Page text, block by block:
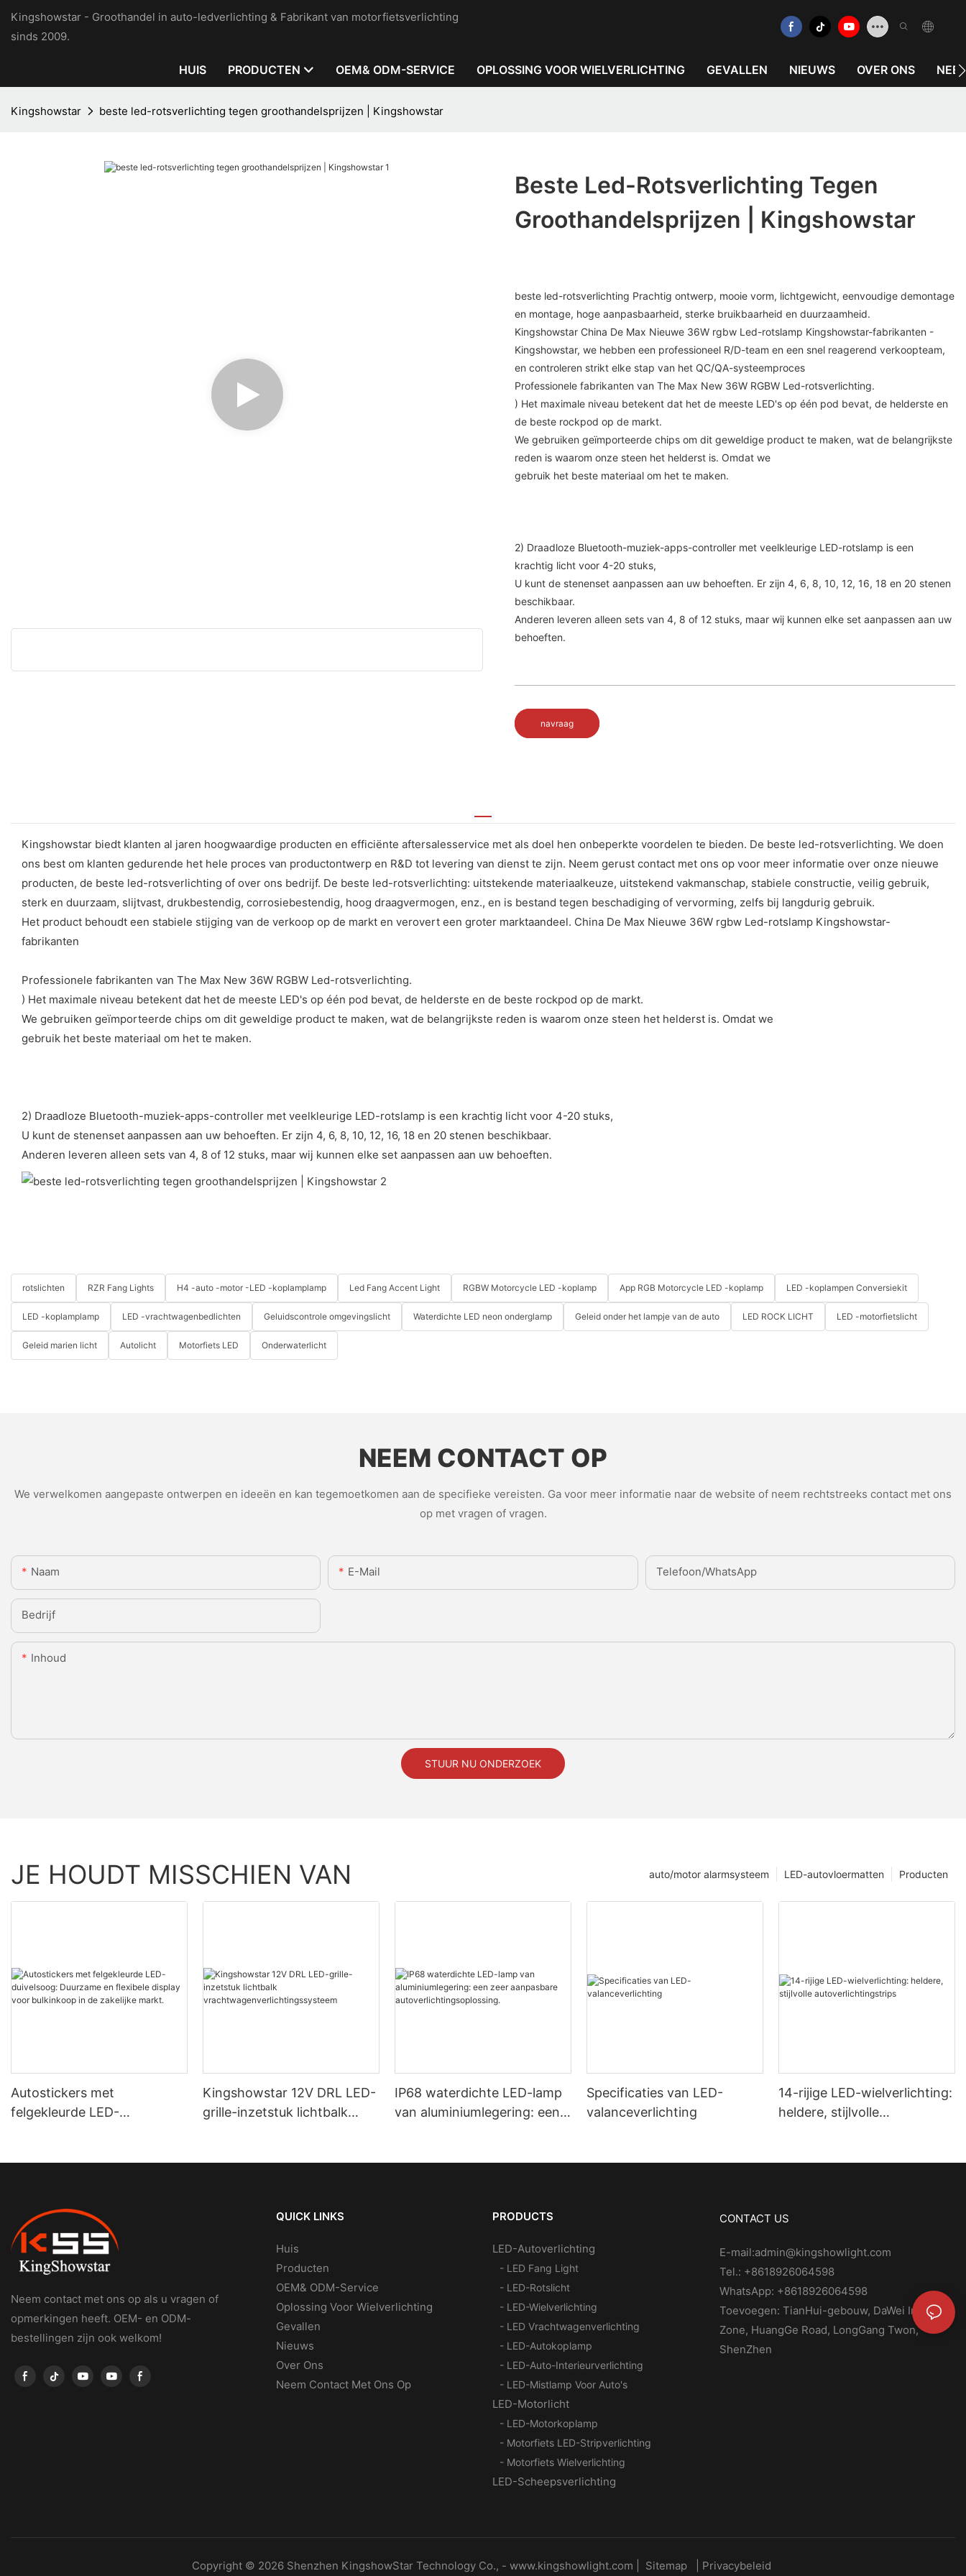
Kingshowstar - Groothandel in auto-ledverlichting & Fabrikant van motorfietsverlichting
sinds 2009.
HUIS PRODUCTEN OEM& ODM-SERVICE OPLOSSING VOOR WIELVERLICHTING GEVALLEN NIEUWS OVER ONS
Kingshowstar beste led-rotsverlichting tegen groothandelsprijzen | Kingshowstar
Beste Led-Rotsverlichting Tegen
Groothandelsprijzen | Kingshowstar
beste led-rotsverlichting Prachtig ontwerp, mooie vorm, lichtgewicht, eenvoudige demontage
en montage, hoge aanpasbaarheid, sterke bruikbaarheid en duurzaamheid.
Kingshowstar China De Max Nieuwe 36W rgbw Led-rotslamp Kingshowstar-fabrikanten -
Kingshowstar, we hebben een professioneel R/D-team en een snel reagerend verkoopteam,
en controleren strikt elke stap van het QC/QA-systeemproces
Professionele fabrikanten van The Max New 36W RGBW Led-rotsverlichting.
) Het maximale niveau betekent dat het de meeste LED's op één pod bevat, de helderste en
de beste rockpod op de markt.
We gebruiken geïmporteerde chips om dit geweldige product te maken, wat de belangrijkste
reden is waarom onze steen het helderst is. Omdat we
gebruik het beste materiaal om het te maken.
2) Draadloze Bluetooth-muziek-apps-controller met veelkleurige LED-rotslamp is een
krachtig licht voor 4-20 stuks,
U kunt de stenenset aanpassen aan uw behoeften. Er zijn 4, 6, 8, 10, 12, 16, 18 en 20 stenen
beschikbaar.
Anderen leveren alleen sets van 4, 8 of 12 stuks, maar wij kunnen elke set aanpassen aan uw
behoeften.
navraag
Kingshowstar biedt klanten al jaren hoogwaardige producten en efficiënte aftersalesservice met als doel hen onbeperkte voordelen te bieden. De beste led-rotsverlichting. We doen
ons best om klanten gedurende het hele proces van productontwerp en R&D tot levering van dienst te zijn. Neem gerust contact met ons op voor meer informatie over onze nieuwe
producten, de beste led-rotsverlichting of over ons bedrijf. De beste led-rotsverlichting: uitstekende materiaalkeuze, uitstekend vakmanschap, stabiele constructie, veilig gebruik,
sterk en duurzaam, slijtvast, drukbestendig, corrosiebestendig, hoog draagvermogen, enz., en is bestand tegen beschadiging of vervorming, zelfs bij langdurig gebruik.
Het product behoudt een stabiele stijging van de verkoop op de markt en verovert een groter marktaandeel. China De Max Nieuwe 36W rgbw Led-rotslamp Kingshowstar-
fabrikanten
Professionele fabrikanten van The Max New 36W RGBW Led-rotsverlichting.
) Het maximale niveau betekent dat het de meeste LED's op één pod bevat, de helderste en de beste rockpod op de markt.
We gebruiken geïmporteerde chips om dit geweldige product te maken, wat de belangrijkste reden is waarom onze steen het helderst is. Omdat we
gebruik het beste materiaal om het te maken.
2) Draadloze Bluetooth-muziek-apps-controller met veelkleurige LED-rotslamp is een krachtig licht voor 4-20 stuks,
U kunt de stenenset aanpassen aan uw behoeften. Er zijn 4, 6, 8, 10, 12, 16, 18 en 20 stenen beschikbaar.
Anderen leveren alleen sets van 4, 8 of 12 stuks, maar wij kunnen elke set aanpassen aan uw behoeften.
rotslichten RZR Fang Lights H4 -auto -motor -LED -koplamplamp Led Fang Accent Light RGBW Motorcycle LED -koplamp App RGB Motorcycle LED -koplamp LED -koplampen Conversiekit
LED -koplamplamp LED -vrachtwagenbedlichten Geluidscontrole omgevingslicht Waterdichte LED neon onderglamp Geleid onder het lampje van de auto LED ROCK LICHT LED -motorfietslicht
Geleid marien licht Autolicht Motorfiets LED Onderwaterlicht
NEEM CONTACT OP
We verwelkomen aangepaste ontwerpen en ideeën en kan tegemoetkomen aan de specifieke vereisten. Ga voor meer informatie naar de website of neem rechtstreeks contact met ons
op met vragen of vragen.
Naam E-Mail Telefoon/WhatsApp
Bedrijf
Inhoud
STUUR NU ONDERZOEK
JE HOUDT MISSCHIEN VAN Producten
LED-autovloermatten
auto/motor alarmsysteem
Autostickers met
felgekleurde LED-
Kingshowstar 12V DRL LED-
grille-inzetstuk lichtbalk
IP68 waterdichte LED-lamp
van aluminiumlegering: een
Specificaties van LED-
valanceverlichting
14-rijige LED-wielverlichting:
heldere, stijlvolle
Neem contact met ons op als u vragen of
opmerkingen heeft. OEM- en ODM-
bestellingen zijn ook welkom!
QUICK LINKS
Huis
Producten
OEM& ODM-Service
Oplossing Voor Wielverlichting
Gevallen
Nieuws
Over Ons
Neem Contact Met Ons Op
PRODUCTS
LED-Autoverlichting
- LED Fang Light
- LED-Rotslicht
- LED-Wielverlichting
- LED Vrachtwagenverlichting
- LED-Autokoplamp
- LED-Auto-Interieurverlichting
- LED-Mistlamp Voor Auto's
LED-Motorlicht
- LED-Motorkoplamp
- Motorfiets LED-Stripverlichting
- Motorfiets Wielverlichting
LED-Scheepsverlichting
CONTACT US
E-mail:admin@kingshowlight.com
Tel.: +8618926064598
WhatsApp: +8618926064598
Toevoegen: TianHui-gebouw, DaWei Industry
Zone, HuangGe Road, LongGang Twon,
ShenZhen
Copyright © 2026 Shenzhen KingshowStar Technology Co., - www.kingshowlight.com Sitemap Privacybeleid